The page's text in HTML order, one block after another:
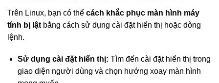
Trên Linux, bạn có thể cách khắc phục màn hình máy
tính bị lật bằng cách sử dụng cài đặt hiển thị hoặc dòng
lệnh.
Sử dụng cài đặt hiển thị: Tìm đến cài đặt hiển thị trong
giao diện người dùng và chọn hướng xoay màn hình